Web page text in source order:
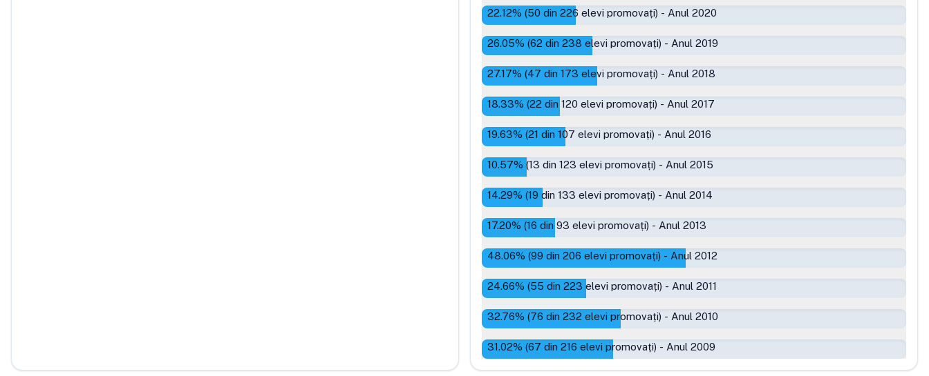
22.12% (50 din 226 elevi promovați) - Anul 2020
26.05% (62 din 238 elevi promovați) - Anul 2019
27.17% (47 din 173 elevi promovați) - Anul 2018
18.33% (22 din 120 elevi promovați) - Anul 2017
19.63% (21 din 107 elevi promovați) - Anul 2016
10.57% (13 din 123 elevi promovați) - Anul 2015
14.29% (19 din 133 elevi promovați) - Anul 2014
17.20% (16 din 93 elevi promovați) - Anul 2013
48.06% (99 din 206 elevi promovați) - Anul 2012
24.66% (55 din 223 elevi promovați) - Anul 2011
32.76% (76 din 232 elevi promovați) - Anul 2010
31.02% (67 din 216 elevi promovați) - Anul 2009